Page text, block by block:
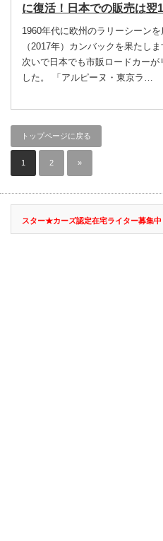
に復活！日本での販売は翌
1960年代に欧州のラリーシーン
（2017年）カンバックを果たし
次いで日本でも市販ロードカー
した。 「アルピーヌ・東京ラ…
トップページに戻る
1 2 »
スター★カーズ認定在宅ライター募集中